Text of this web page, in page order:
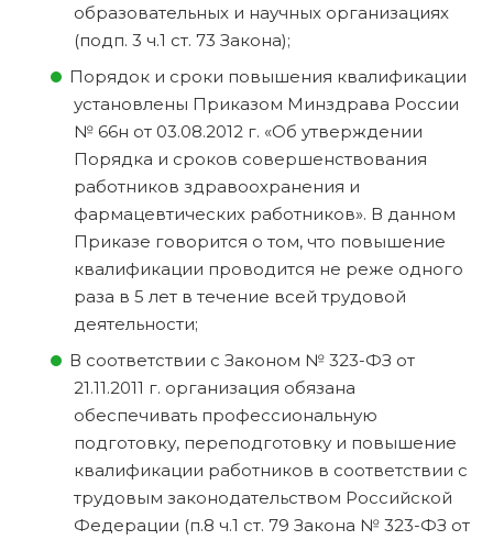
образовательных и научных организациях
(подп. 3 ч.1 ст. 73 Закона);
Порядок и сроки повышения квалификации
установлены Приказом Минздрава России
№ 66н от 03.08.2012 г. «Об утверждении
Порядка и сроков совершенствования
работников здравоохранения и
фармацевтических работников». В данном
Приказе говорится о том, что повышение
квалификации проводится не реже одного
раза в 5 лет в течение всей трудовой
деятельности;
В соответствии с Законом № 323-ФЗ от
21.11.2011 г. организация обязана
обеспечивать профессиональную
подготовку, переподготовку и повышение
квалификации работников в соответствии с
трудовым законодательством Российской
Федерации (п.8 ч.1 ст. 79 Закона № 323-ФЗ от